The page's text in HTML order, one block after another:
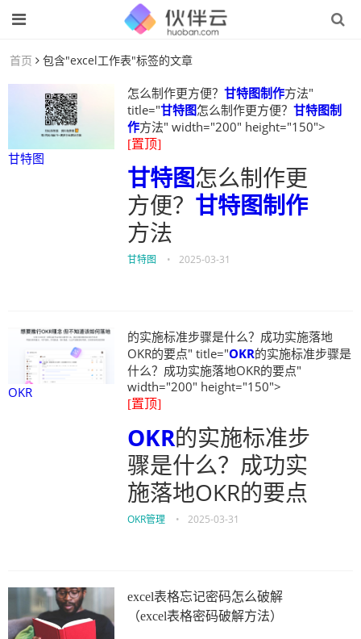
首页 包含"excel工作表"标签的文章
甘特图
怎么制作更方便？ 甘特图制作方法"
title="甘特图怎么制作更方便？ 甘特图制
作方法" width="200" height="150">
[置顶]
甘特图怎么制作更
方便？ 甘特图制作
方法
甘特图 • 2025-03-31
OKR
的实施标准步骤是什么？成功实施落地
OKR的要点" title="OKR的实施标准步骤是
什么？成功实施落地OKR的要点"
width="200" height="150">
[置顶]
OKR的实施标准步
骤是什么？成功实
施落地OKR的要点
OKR管理 • 2025-03-31
excel表格忘记密码怎么破解
（excel表格密码破解方法）